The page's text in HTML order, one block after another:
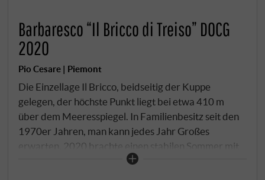
Barbaresco “Il Bricco di Treiso” DOCG
2020
Pio Cesare | Piemont
Die Einzellage Il Bricco, beidseitig der Kuppe
gelegen, der höchste Punkt liegt bei etwa 410 m
über dem Meeresspiegel. In Familienbesitz seit den
1970er Jahren, man kann jedes Jahr Großes
erwarten. 2020 brachte einen stabilen Sommer mit
punktgenauer Abkühlung im September und kühlen